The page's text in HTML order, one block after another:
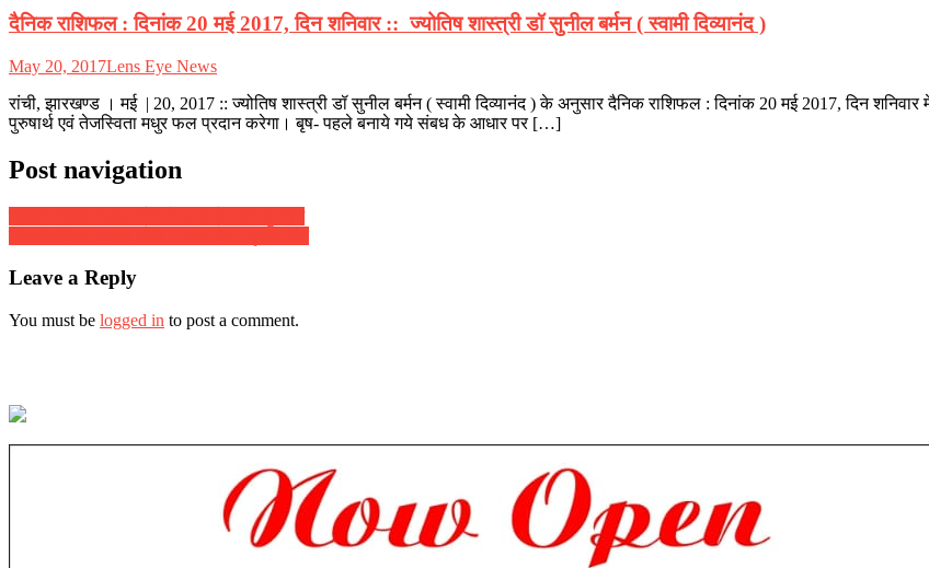
दैनिक राशिफल : दिनांक 20 मई 2017, दिन शनिवार :: ज्योतिष शास्त्री डॉ सुनील बर्मन ( स्वामी दिव्यानंद )
May 20, 2017Lens Eye News
रांची, झारखण्ड । मई | 20, 2017 :: ज्योतिष शास्त्री डॉ सुनील बर्मन ( स्वामी दिव्यानंद ) के अनुसार दैनिक राशिफल : दिनांक 20 मई 2017, दिन
पुरुषार्थ एवं तेजस्विता मधुर फल प्रदान करेगा। बृष- पहले बनाये गये संबध के आधार पर […]
Post navigation
Leave a Reply
You must be logged in to post a comment.